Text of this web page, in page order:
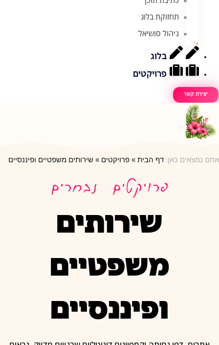
תחזוקת בלוג
ניהול סושיאל
בלוג
פרויקטים
יצירת קשר
אתם נמצאים כאן: דף הבית » פרויקטים » שירותים משפטיים ופיננסיים
פרויקטים נבחרים
שירותים
משפטיים
ופיננסיים